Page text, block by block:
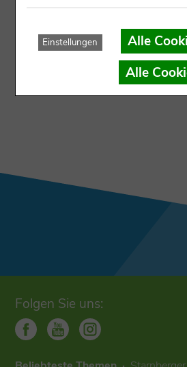
Die Veranstaltung ist bereits
Der Datensatz ist dem
Folgen Sie uns:
Einstellungen
Alle
Alle